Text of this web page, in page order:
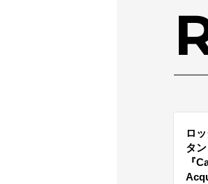
ロ
タ
『